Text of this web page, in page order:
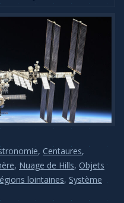
, Centaures,
,Nuage de Hills, Objets
lointaines, Système